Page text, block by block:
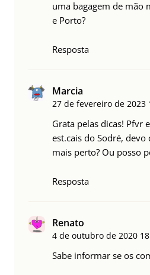
uma bagagem de mão
e Porto?
Resposta
Marcia
27 de fevereiro de 2023
Grata pelas dicas! Pfvr
est.cais do Sodré,
mais perto? Ou posso
Resposta
Renato
4 de outubro de 2020
Sabe informar se os